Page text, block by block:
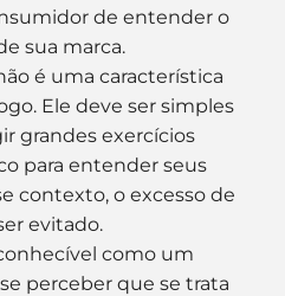
de entender o
sua marca.
é uma característica
Ele deve ser simples
grandes exercícios
para entender seus
contexto, o excesso de
evitado.
como um
perceber que se trata